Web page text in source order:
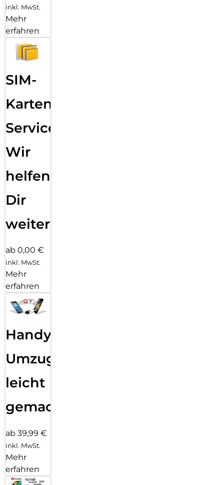
inkl. MwSt.
Mehr
erfahren
SIM-
Karten
Service:
Wir
helfen
Dir
weiter
ab 0,00 €
inkl. MwSt.
Mehr
erfahren
Handy
Umzug
leicht
gemacht!
ab 39,99 €
inkl. MwSt.
Mehr
erfahren